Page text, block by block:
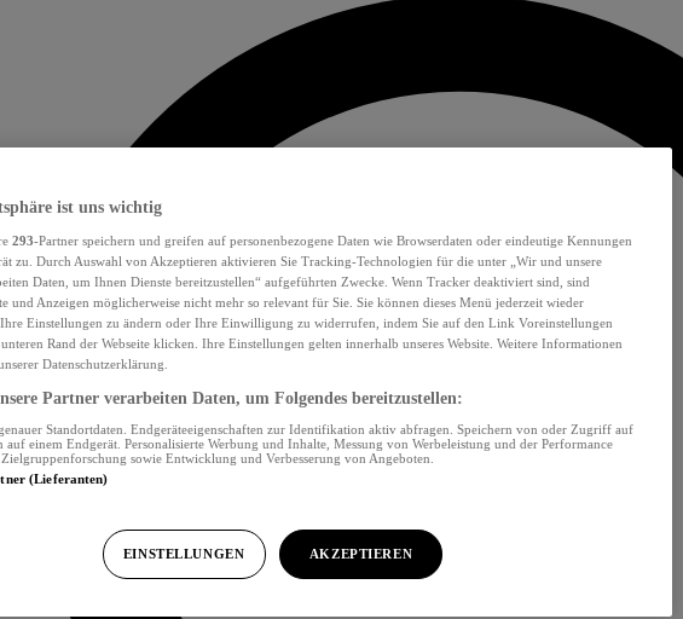
ist uns wichtig
293-Partner speichern und greifen auf personenbezogene Daten wie Browserdaten oder eindeutige Kennungen
zu. Durch Auswahl von Akzeptieren aktivieren Sie Tracking-Technologien für die unter „Wir und unsere
Daten, um Ihnen Dienste bereitzustellen“ aufgeführten Zwecke. Wenn Tracker deaktiviert sind, sind
und Anzeigen möglicherweise nicht mehr so relevant für Sie. Sie können dieses Menü jederzeit wieder
Einstellungen zu ändern oder Ihre Einwilligung zu widerrufen, indem Sie auf den Link Voreinstellungen
Rand der Webseite klicken. Ihre Einstellungen gelten innerhalb unseres Website. Weitere Informationen
Datenschutzerklärung.
Partner verarbeiten Daten, um Folgendes bereitzustellen:
Standortdaten. Endgeräteeigenschaften zur Identifikation aktiv abfragen. Speichern von oder Zugriff auf
einem Endgerät. Personalisierte Werbung und Inhalte, Messung von Werbeleistung und der Performance
sowie Entwicklung und Verbesserung von Angeboten.
(Lieferanten)
EINSTELLUNGEN AKZEPTIEREN